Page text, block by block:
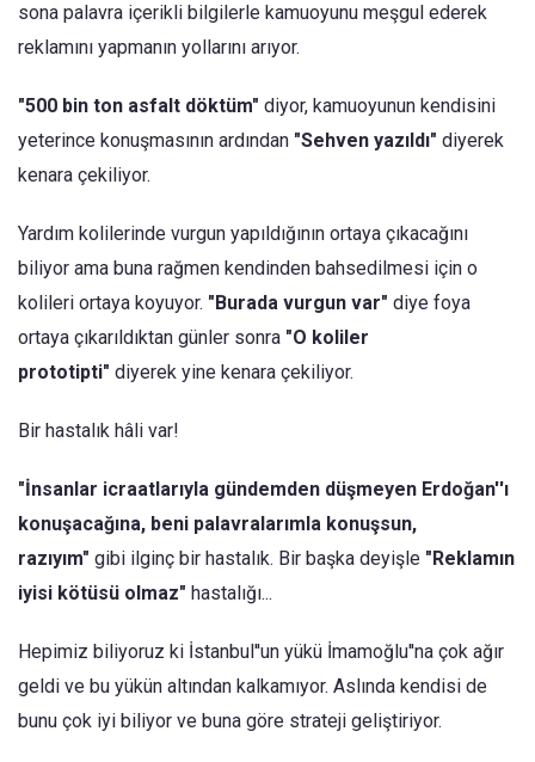
sona palavra içerikli bilgilerle kamuoyunu meşgul ederek
reklamını yapmanın yollarını arıyor.
"500 bin ton asfalt döktüm" diyor, kamuoyunun kendisini
yeterince konuşmasının ardından "Sehven yazıldı" diyerek
kenara çekiliyor.
Yardım kolilerinde vurgun yapıldığının ortaya çıkacağını
biliyor ama buna rağmen kendinden bahsedilmesi için o
kolileri ortaya koyuyor. "Burada vurgun var" diye foya
ortaya çıkarıldıktan günler sonra "O koliler
prototipti" diyerek yine kenara çekiliyor.
Bir hastalık hâli var!
"İnsanlar icraatlarıyla gündemden düşmeyen Erdoğan''ı
konuşacağına, beni palavralarımla konuşsun,
razıyım" gibi ilginç bir hastalık. Bir başka deyişle "Reklamın
iyisi kötüsü olmaz" hastalığı...
Hepimiz biliyoruz ki İstanbul''un yükü İmamoğlu''na çok ağır
geldi ve bu yükün altından kalkamıyor. Aslında kendisi de
bunu çok iyi biliyor ve buna göre strateji geliştiriyor.